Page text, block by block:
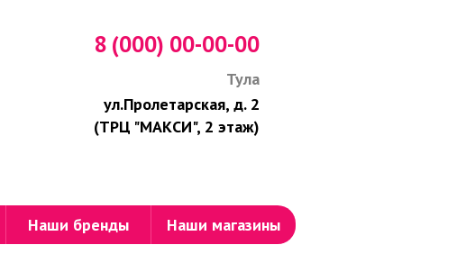
8 (000) 00-00-00
Тула
ул.Пролетарская, д. 2
(ТРЦ "МАКСИ", 2 этаж)
Наши бренды Наши магазины